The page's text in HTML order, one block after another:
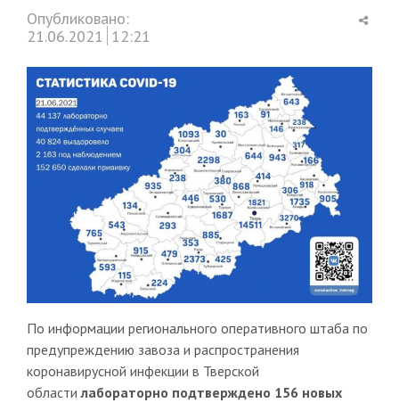
Опубликовано:
21.06.2021 12:21
По информации регионального оперативного штаба по
предупреждению завоза и распространения
коронавирусной инфекции в Тверской
областилабораторно подтверждено 156 новых